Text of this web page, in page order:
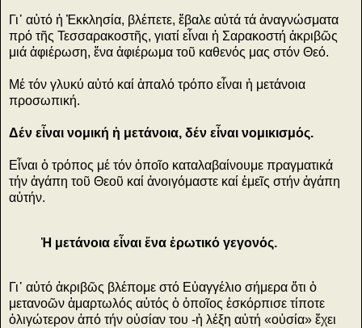
Γι᾿ αὐτό ἡ Ἐκκλησία, βλέπετε, ἔβαλε αὐτά τά ἀναγνώσματα
πρό τῆς Τεσσαρακοστῆς, γιατί εἶναι ἡ Σαρακοστή ἀκριβῶς
μιά ἀφιέρωση, ἕνα ἀφιέρωμα τοῦ καθενός μας στόν Θεό.
Μέ τόν γλυκύ αὐτό καί ἁπαλό τρόπο εἶναι ἡ μετάνοια
προσωπική.
Δέν εἶναι νομική ἡ μετάνοια, δέν εἶναι νομικισμός.
Εἶναι ὁ τρόπος μέ τόν ὁποῖο καταλαβαίνουμε πραγματικά
τήν ἀγάπη τοῦ Θεοῦ καί ἀνοιγόμαστε καί ἐμεῖς στήν ἀγάπη
αὐτήν.
Ἡ μετάνοια εἶναι ἕνα ἐρωτικό γεγονός.
Γι᾿ αὐτό ἀκριβῶς βλέπομε στό Εὐαγγέλιο σήμερα ὅτι ὁ
μετανοῶν ἁμαρτωλός αὐτός ὁ ὁποῖος ἐσκόρπισε τίποτε
ὀλιγώτερον ἀπό τήν οὐσίαν του -ἡ λέξη αὐτή «οὐσία» ἔχει